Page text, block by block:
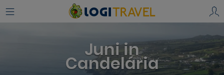
Juni in
Candelária